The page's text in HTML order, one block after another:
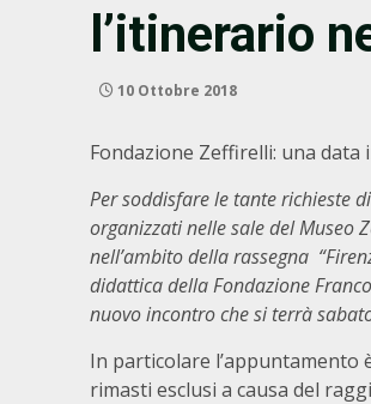
l’itinerario
10 Ottobre 2018
Fondazione Zeffirelli: una data
Per soddisfare le tante richieste
organizzati nelle sale del Museo
nell’ambito della rassegna
didattica della Fondazione
nuovo incontro che si terrà
In particolare l’appuntamento
rimasti esclusi a causa del